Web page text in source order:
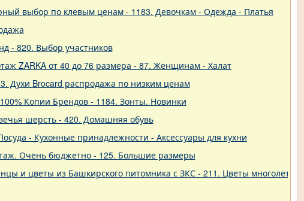
выбор по клевым ценам - 1183. Девочкам - Одежда - Платья
- 820. Выбор участников
ZARKA от 40 до 76 размера - 87. Женщинам - Халат
Духи Brocard распродажа по низким ценам
Копии Брендов - 1184. Зонты. Новинки
шерсть - 420. Домашняя обувь
- Кухонные принадлежности - Аксессуары для кухни
Очень бюджетно - 125. Большие размеры
и цветы из Башкирского питомника с ЗКС - 211. Цветы